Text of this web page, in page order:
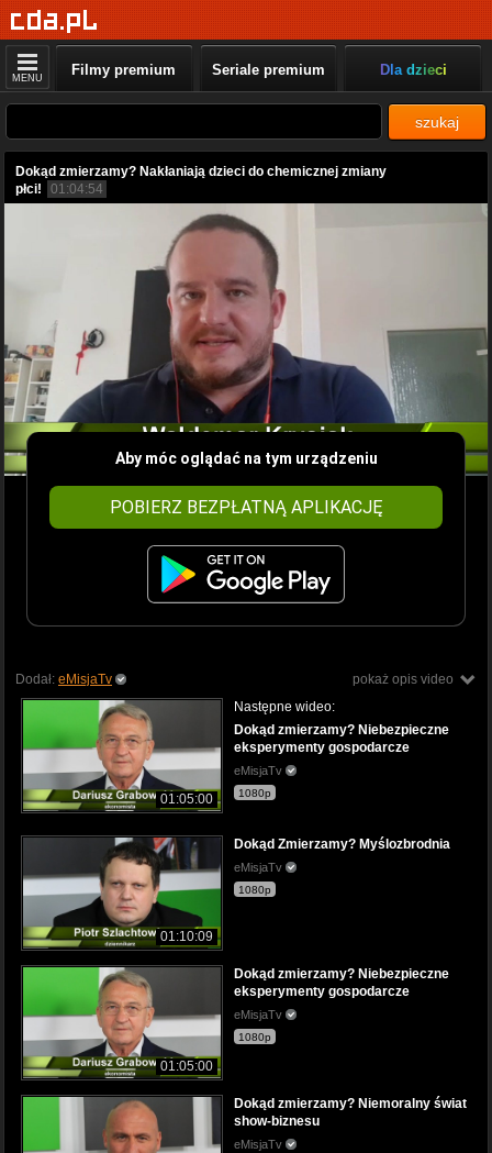
MENU Filmy premium Seriale premium Dla dzieci
szukaj
Dokąd zmierzamy? Nakłaniają dzieci do chemicznej zmiany
płci!
01:04:54
Aby móc oglądać na tym urządzeniu
POBIERZ BEZPŁATNĄ APLIKACJĘ
pokaż opis video
Dodał: eMisjaTv
01:05:00
Następne wideo:
Dokąd zmierzamy? Niebezpieczne
eksperymenty gospodarcze
eMisjaTv
1080p
01:10:09
Dokąd Zmierzamy? Myślozbrodnia
eMisjaTv
1080p
01:05:00
Dokąd zmierzamy? Niebezpieczne
eksperymenty gospodarcze
eMisjaTv
1080p
Dokąd zmierzamy? Niemoralny świat
show-biznesu
eMisjaTv